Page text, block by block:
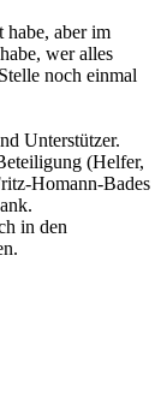
aber im
wer alles
noch einmal
Unterstützer.
(Helfer,
Homann-Bades
in den